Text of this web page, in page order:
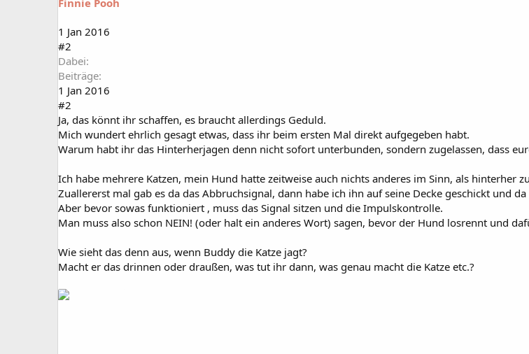
1 Jan 2016
#2
Dabei
Beiträge
1 Jan 2016
#2
Ja, das könnt ihr schaffen, es braucht allerdings Geduld.
Mich wundert ehrlich gesagt etwas, dass ihr beim ersten Mal direkt aufgegeben habt.
Warum habt ihr das Hinterherjagen denn nicht sofort unterbunden, sondern zugelassen, dass
Ich habe mehrere Katzen, mein Hund hatte zeitweise auch nichts anderes im Sinn, als hinterher
Zuallererst mal gab es da das Abbruchsignal, dann habe ich ihn auf seine Decke geschickt und
Aber bevor sowas funktioniert , muss das Signal sitzen und die Impulskontrolle.
Man muss also schon NEIN! (oder halt ein anderes Wort) sagen, bevor der Hund losrennt und
Wie sieht das denn aus, wenn Buddy die Katze jagt?
Macht er das drinnen oder draußen, was tut ihr dann, was genau macht die Katze etc.?